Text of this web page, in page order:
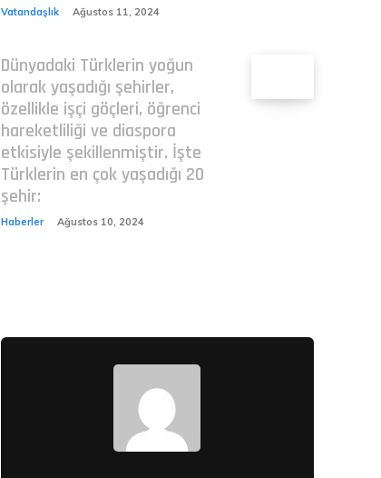
Vatandaşlık Ağustos 11, 2024
Dünyadaki Türklerin yoğun
olarak yaşadığı şehirler,
özellikle işçi göçleri, öğrenci
hareketliliği ve diaspora
etkisiyle şekillenmiştir. İşte
Türklerin en çok yaşadığı 20
şehir:
Haberler Ağustos 10, 2024